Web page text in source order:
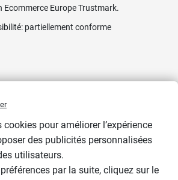
Ecommerce Europe Trustmark.
: partiellement conforme
pour améliorer l’expérience
des publicités personnalisées
utilisateurs.
par la suite, cliquez sur le